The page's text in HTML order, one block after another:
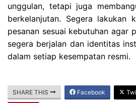
unggulan, tetapi juga
berkelanjutan. Segera lakukan
pesanan sesuai kebutuhan agar
segera berjalan dan identitas
dalam setiap kesempatan resmi.
SHARE THIS Facebook